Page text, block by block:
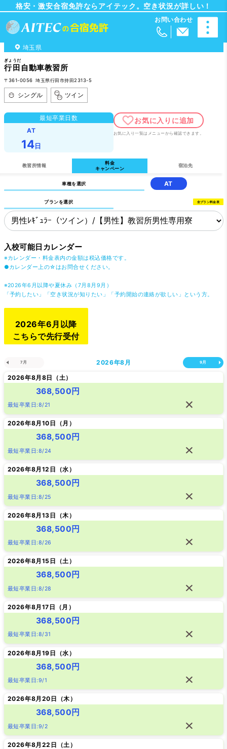
格安・激安合宿免許ならアイテック。空き状況が詳しい！
埼玉県
行田
ぎょうだ
自動車教習所
〒361-0056 埼玉県行田市持田2313-5
シングル ツイン
最短卒業日数
AT
14日
お気に入り一覧はメニューから確認できます。
教習所情報
料金
キャンペーン
宿泊先
車種を選択 AT
プランを選択 全プラン料金表
入校可能日カレンダー
※カレンダー・料金表内の金額は税込価格です。
●カレンダー上の☆はお問合せください。
※2026年6月以降や夏休み（7月8月9月）
「予約したい」「空き状況が知りたい」「予約開始の連絡が欲しい」という方。
2026年6月以降
こちらで先行受付
7月 2026年8月 9月
2026年8月8日（ 土 ）
368,500円
最短卒業日:8/21
2026年8月10日（月 ）
368,500円
最短卒業日:8/24
2026年8月12日（水 ）
368,500円
最短卒業日:8/25
2026年8月13日（木 ）
368,500円
最短卒業日:8/26
2026年8月15日（土 ）
368,500円
最短卒業日:8/28
2026年8月17日（ 月 ）
368,500円
最短卒業日:8/31
2026年8月19日（水 ）
368,500円
最短卒業日:9/1
2026年8月20日（木 ）
368,500円
最短卒業日:9/2
2026年8月22日（土 ）